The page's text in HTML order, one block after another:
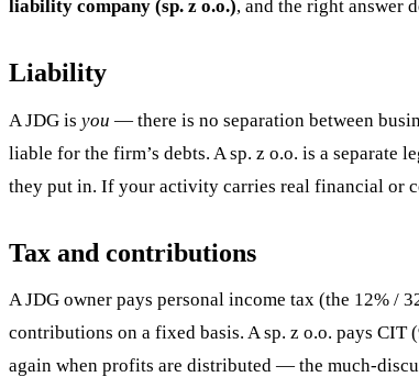
liability company (sp. z o.o.), and the right answer
Liability
A JDG is you — there is no separation between
liable for the firm’s debts. A sp. z o.o. is a
they put in. If your activity carries real financial or
Tax and contributions
A JDG owner pays personal income tax (the 12% /
contributions on a fixed basis. A sp. z o.o. pays
again when profits are distributed — the much-